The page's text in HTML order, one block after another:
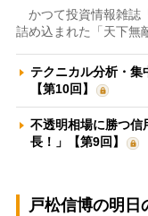
かつて投資情報雑誌
詰め込まれた「天下無
テクニカル分析・
【第10回】
不透明相場に勝つ
長！」【第9回】
戸松信博の明日